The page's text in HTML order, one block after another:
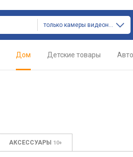
только камеры видеонаблюдения
Дом Детские товары Авто
АКСЕССУАРЫ 10+